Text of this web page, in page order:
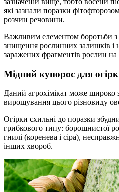
які зазнали поразки
розчин речовини.
Важливим елементом боротьби
знищення рослинних залишків
заражених фрагментів рослин
Мідний купорос для
Даний агрохімікат може широко
вирощування цього різновиду
Огірки схильні до поразки
грибкового типу: борошнистої
гнилі (коренева і сіра),
інших хвороб.